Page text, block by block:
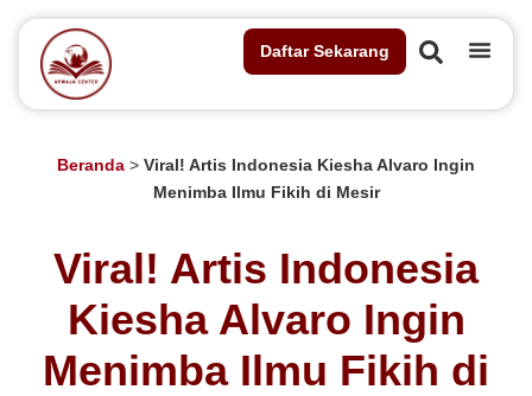
Daftar Sekarang
Beranda > Viral! Artis Indonesia Kiesha Alvaro Ingin
Menimba Ilmu Fikih di Mesir
Viral! Artis Indonesia
Kiesha Alvaro Ingin
Menimba Ilmu Fikih di